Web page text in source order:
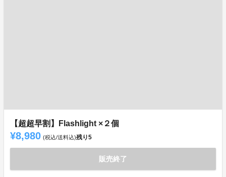
【超超早割】Flashlight ×２個
¥8,980 (税込/送料込)残り5
販売終了